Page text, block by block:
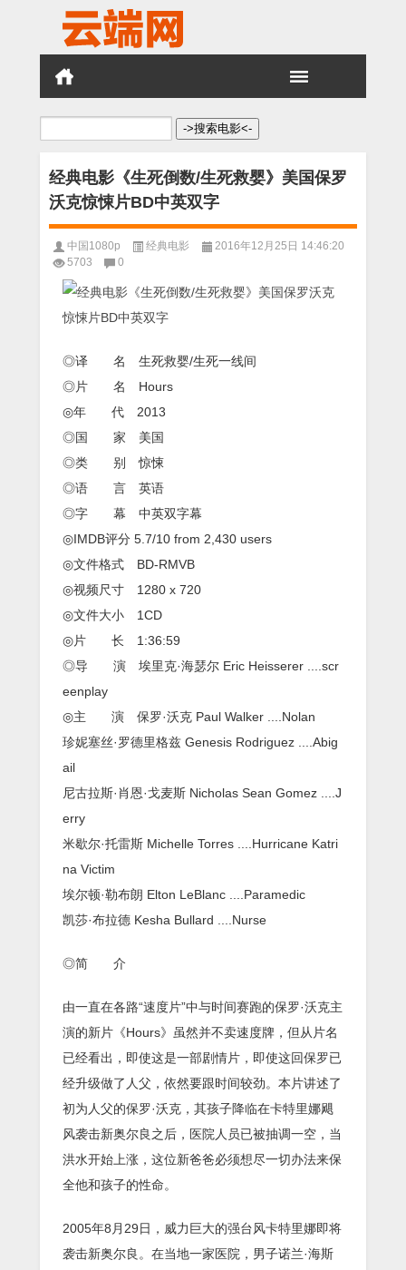
搜
经典电影《生死倒数/生死救婴》美国保罗
沃克惊悚片BD中英双字
中国1080p 经典电影
2016年12月25日 14:46:20
5703
0
◎译 名 生死救婴/生死一线间
◎片 名 Hours
◎年 代 2013
◎国 家 美国
◎类 别 惊悚
◎语 言 英语
◎字 幕 中英双字幕
◎IMDB评分 5.7/10 from 2,430 users
◎文件格式 BD-RMVB
◎视频尺寸 1280 x 720
◎文件大小 1CD
◎片 长 1:36:59
◎导 演 埃里克·海瑟尔 Eric Heisserer ....scr
eenplay
◎主 演 保罗·沃克 Paul Walker ....Nolan
珍妮塞丝·罗德里格兹 Genesis Rodriguez ....Abig
ail
尼古拉斯·肖恩·戈麦斯 Nicholas Sean Gomez ....J
erry
米歇尔·托雷斯 Michelle Torres ....Hurricane Katri
na Victim
埃尔顿·勒布朗 Elton LeBlanc ....Paramedic
凯莎·布拉德 Kesha Bullard ....Nurse
◎简 介
由一直在各路“速度片”中与时间赛跑的保罗·沃克主
演的新片《Hours》虽然并不卖速度牌，但从片名
已经看出，即使这是一部剧情片，即使这回保罗已
经升级做了人父，依然要跟时间较劲。本片讲述了
初为人父的保罗·沃克，其孩子降临在卡特里娜飓
风袭击新奥尔良之后，医院人员已被抽调一空，当
洪水开始上涨，这位新爸爸必须想尽一切办法来保
全他和孩子的性命。
2005年8月29日，威力巨大的强台风卡特里娜即将
袭击新奥尔良。在当地一家医院，男子诺兰·海斯